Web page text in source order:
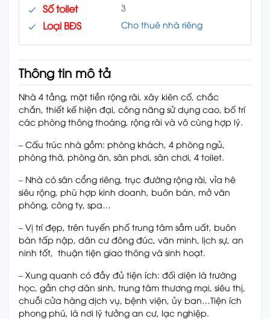
Số toilet 3
Loại BĐS Cho thuê nhà riêng
Thông tin mô tả
Nhà 4 tầng, mặt tiền rộng rãi, xây kiên cố, chắc
chắn, thiết kế hiện đại, công năng sử dụng cao, bố trí
các phòng thông thoáng, rộng rãi và vô cùng hợp lý.
– Cấu trúc nhà gồm: phòng khách, 4 phòng ngủ,
phòng thờ, phòng ăn, sân phơi, sân chơi, 4 toilet.
– Nhà có sân cổng riêng, trục đường rộng rãi, vỉa hè
siêu rộng, phù hợp kinh doanh, buôn bán, mở văn
phòng, công ty, spa…
– Vị trí đẹp, trên tuyến phố trung tâm sầm uất, buôn
bán tấp nập, dân cư đông đúc, văn minh, lịch sự, an
ninh tốt, thuận tiện giao thông và sinh hoạt.
– Xung quanh có đầy đủ tiện ích: đối diện là trường
học, gần chợ dân sinh, trung tâm thương mại, siêu thị,
chuỗi cửa hàng dịch vụ, bệnh viện, ủy ban…Tiện ích
phong phú, là nơi lý tưởng an cư, lạc nghiệp.